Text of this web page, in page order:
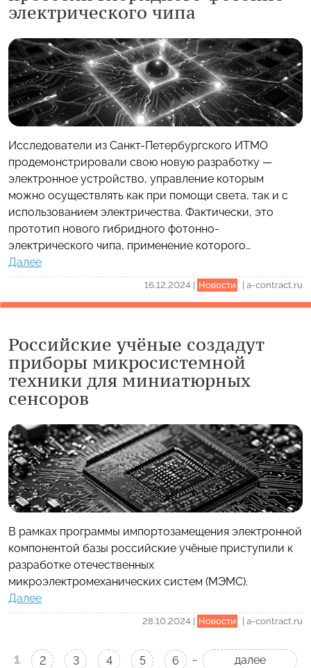
электрического чипа
Исследователи из Санкт-Петербургского ИТМО
продемонстрировали свою новую разработку —
электронное устройство, управление которым
можно осуществлять как при помощи света, так и с
использованием электричества. Фактически, это
прототип нового гибридного фотонно-
электрического чипа, применение которого…
Далее
16.12.2024 Новости a-contract.ru
Российские учёные создадут
приборы микросистемной
техники для миниатюрных
сенсоров
В рамках программы импортозамещения электронной
компонентой базы российские учёные приступили к
разработке отечественных
микроэлектромеханических систем (МЭМС).
Далее
28.10.2024 Новости a-contract.ru
1 2 3 4 5 6 … далее